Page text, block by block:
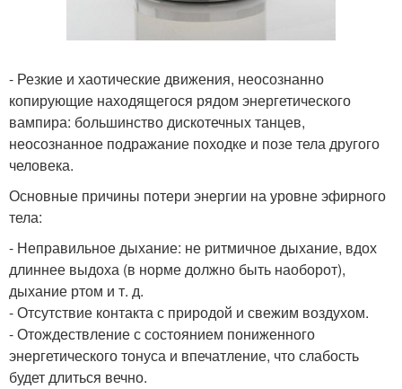
- Резкие и хаотические движения, неосознанно
копирующие находящегося рядом энергетического
вампира: большинство дискотечных танцев,
неосознанное подражание походке и позе тела другого
человека.
Основные причины потери энергии на уровне эфирного
тела:
- Неправильное дыхание: не ритмичное дыхание, вдох
длиннее выдоха (в норме должно быть наоборот),
дыхание ртом и т. д.
- Отсутствие контакта с природой и свежим воздухом.
- Отождествление с состоянием пониженного
энергетического тонуса и впечатление, что слабость
будет длиться вечно.